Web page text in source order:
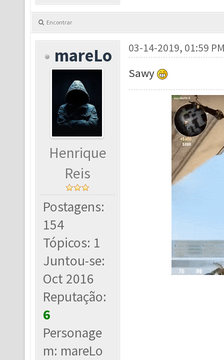
Encontrar
mareLo
Henrique
Reis
Postagens:
154
Tópicos: 1
Juntou-se:
Oct 2016
Reputação:
6
Personage
m: mareLo
03-14-2019, 01:59
Sawy